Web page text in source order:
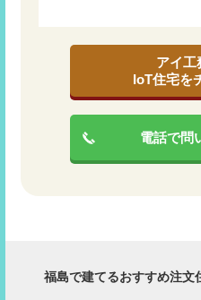
アイ工
IoT住宅を
電話で問
福島で建てるおすすめ注文